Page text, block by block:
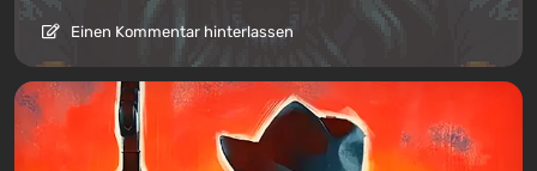
Einen Kommentar hinterlassen